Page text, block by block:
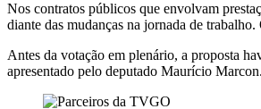
Nos contratos públicos que envolvam
diante das mudanças na jornada de
Antes da votação em plenário, a proposta
apresentado pelo deputado Maurício Marcon.